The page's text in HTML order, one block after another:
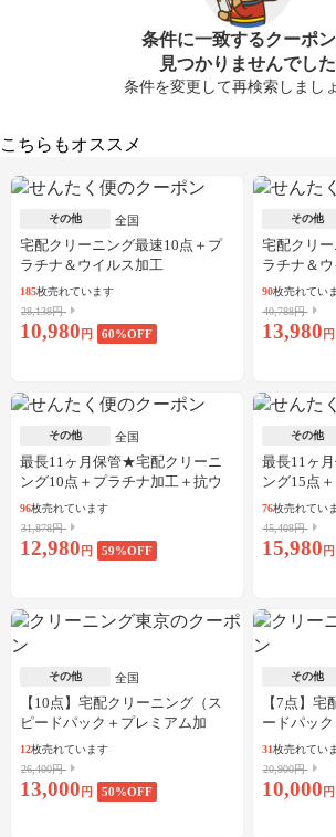
条件に一致するクーポ
見つかりませんでした
条件を変更して再検索しまし
こちらもオススメ
その他 全国
宅配クリーニング最速10点＋プ
ラチナ＆ウイルス加工
185枚売れています
28,138円
10,980 円 60%OFF
その他
宅配クリ
ラチナ＆
90枚売れてい
40,788円
13,980 円
その他 全国
最長11ヶ月保管★宅配クリーニ
ング10点＋プラチナ加工＋抗ウ
イルス加工
96枚売れています
31,878円
12,980 円 59%OFF
その他
最長11ヶ
ング15点
加工
76枚売れてい
45,408円
15,980 円
その他 全国
【10点】宅配クリーニング（ス
ピードパック＋プレミアム加
工）
12枚売れています
26,400円
13,000 円 50%OFF
その他
【7点】
ードパック
31枚売れてい
20,900円
10,000 円